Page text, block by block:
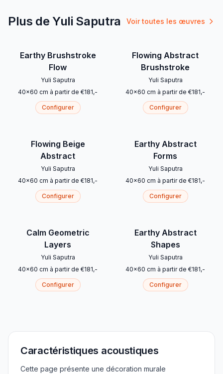
Plus de Yuli Saputra Voir toutes les œuvres
Earthy Brushstroke
Flow
Yuli Saputra
40x60 cm à partir de €181,-
Configurer
Flowing Abstract
Brushstroke
Yuli Saputra
40x60 cm à partir de €181,-
Configurer
Flowing Beige
Abstract
Yuli Saputra
40x60 cm à partir de €181,-
Configurer
Earthy Abstract
Forms
Yuli Saputra
40x60 cm à partir de €181,-
Configurer
Calm Geometric
Layers
Yuli Saputra
40x60 cm à partir de €181,-
Configurer
Earthy Abstract
Shapes
Yuli Saputra
40x60 cm à partir de €181,-
Configurer
Caractéristiques acoustiques
Cette page présente une décoration murale